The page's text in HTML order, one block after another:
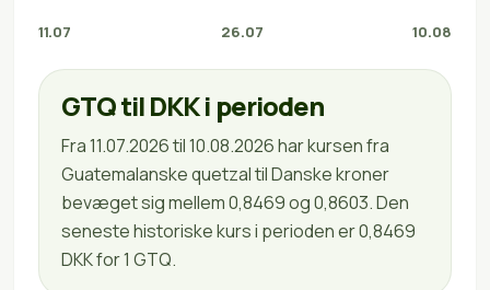
11.07 26.07 10.08
GTQ til DKK i perioden
Fra 11.07.2026 til 10.08.2026 har kursen fra
Guatemalanske quetzal til Danske kroner
bevæget sig mellem 0,8469 og 0,8603. Den
seneste historiske kurs i perioden er 0,8469
DKK for 1 GTQ.